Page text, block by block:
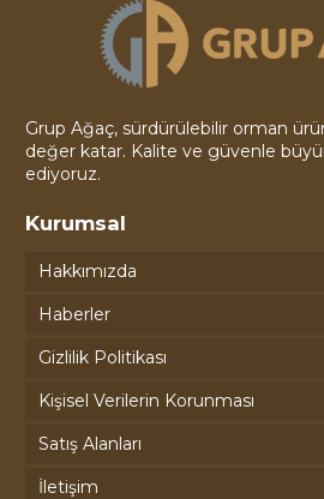
Grup Ağaç, sürdürülebilir orman
değer katar. Kalite ve güvenle
ediyoruz.
Kurumsal
Hakkımızda
Haberler
Gizlilik Politikası
Kişisel Verilerin Korunması
Satış Alanları
İletişim